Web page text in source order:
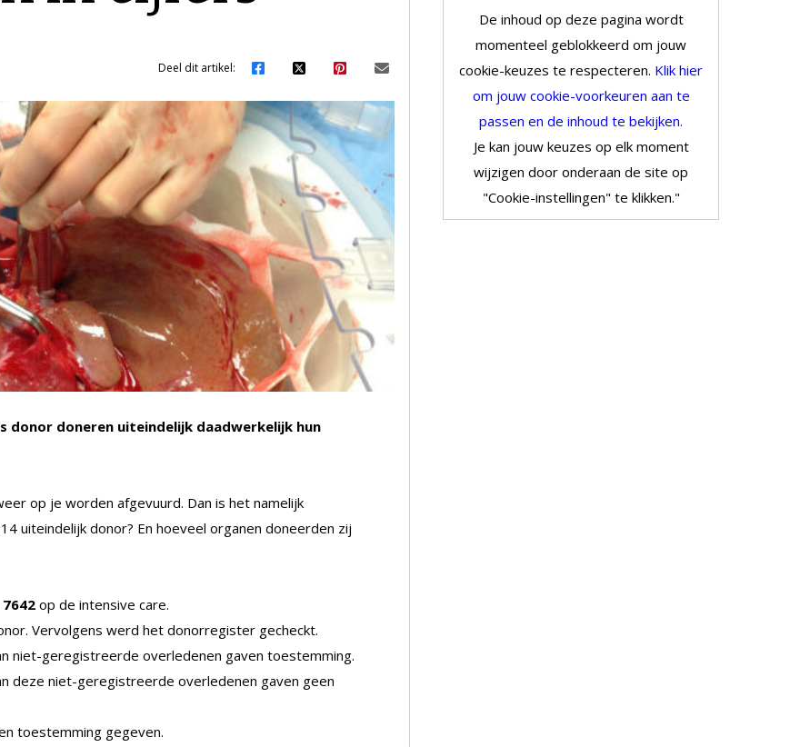
Deel dit artikel:
donor doneren uiteindelijk daadwerkelijk hun
op je worden afgevuurd. Dan is het namelijk
uiteindelijk donor? En hoeveel organen doneerden zij
7642 op de intensive care.
Vervolgens werd het donorregister gecheckt.
niet-geregistreerde overledenen gaven toestemming.
deze niet-geregistreerde overledenen gaven geen
toestemming gegeven.
De inhoud op deze pagina wordt
momenteel geblokkeerd om jouw
cookie-keuzes te respecteren. Klik hier
om jouw cookie-voorkeuren aan te
passen en de inhoud te bekijken.
Je kan jouw keuzes op elk moment
wijzigen door onderaan de site op
"Cookie-instellingen" te klikken."